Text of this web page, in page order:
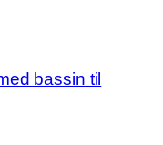
bassin til